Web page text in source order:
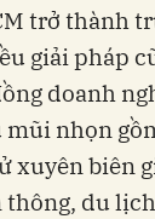
trở thành
giải pháp
doanh
nhọn
xuyên biên
du